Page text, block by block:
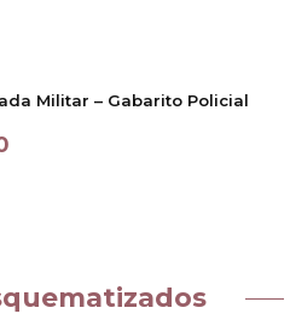
Militar – Gabarito Policial